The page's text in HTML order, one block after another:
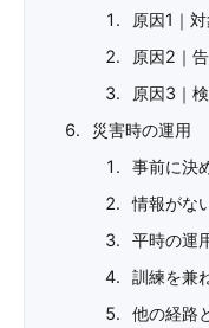
原因1｜
原因2｜
原因3｜
災害時の運用
事前に決
情報がな
平時の運
訓練を兼
他の経路